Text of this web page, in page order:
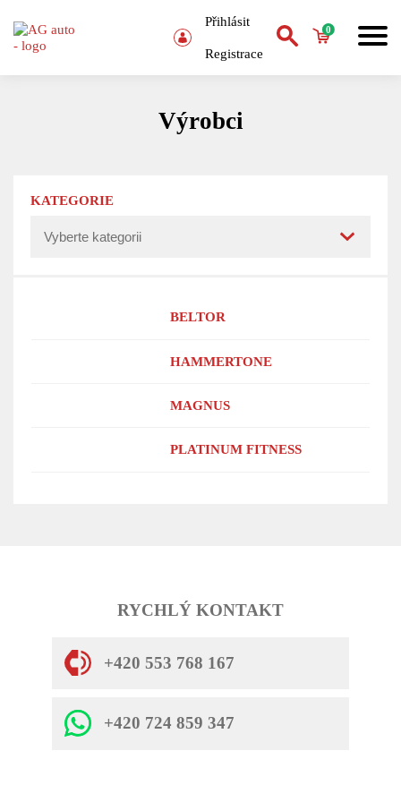
Přihlásit
Registrace
0
Výrobci
KATEGORIE
BELTOR
HAMMERTONE
MAGNUS
PLATINUM FITNESS
RYCHLÝ KONTAKT
+420 553 768 167
+420 724 859 347